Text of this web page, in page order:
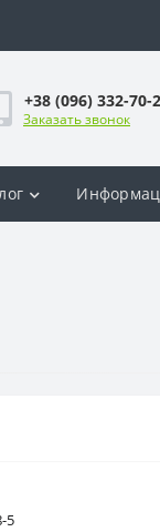
+38 (096) 332-70-
Заказать звонок
5